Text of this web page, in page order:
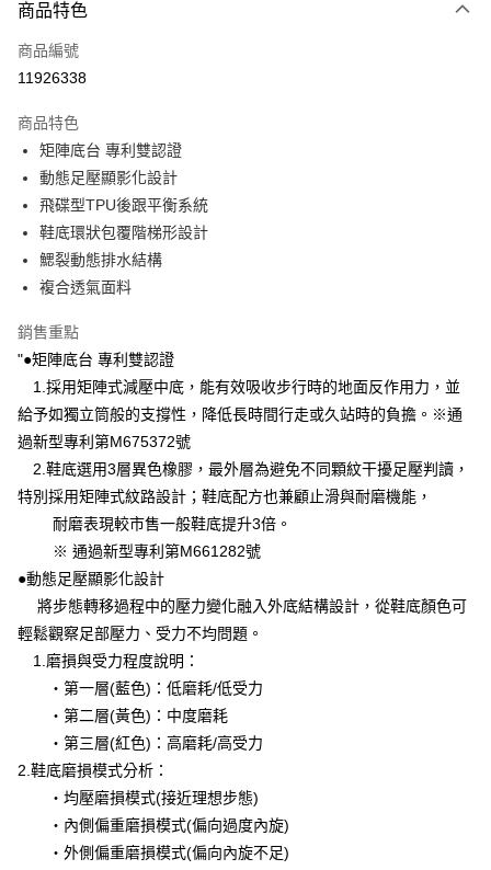
信用卡一次付款
LINE Pay
悠遊付
Google Pay
全盈+PAY
ATM付款
宅配
每筆NT$80，滿NT$990(含以上)免運費
付款後門市自取
跨境配送 港澳、新馬 查看運費
商品特色
商品編號
11926338
商品特色
矩陣底台 專利雙認證
動態足壓顯影化設計
飛碟型TPU後跟平衡系統
鞋底環狀包覆階梯形設計
鰓裂動態排水結構
複合透氣面料
銷售重點
"●矩陣底台 專利雙認證
1.採用矩陣式減壓中底，能有效吸收步行時的地面反作用力，並
給予如獨立筒般的支撐性，降低長時間行走或久站時的負擔。※通
過新型專利第M675372號
2.鞋底選用3層異色橡膠，最外層為避免不同顆紋干擾足壓判讀，
特別採用矩陣式紋路設計；鞋底配方也兼顧止滑與耐磨機能，
耐磨表現較市售一般鞋底提升3倍。
※ 通過新型專利第M661282號
●動態足壓顯影化設計
將步態轉移過程中的壓力變化融入外底結構設計，從鞋底顏色可
輕鬆觀察足部壓力、受力不均問題。
1.磨損與受力程度說明：
‧第一層(藍色)：低磨耗/低受力
‧第二層(黃色)：中度磨耗
‧第三層(紅色)：高磨耗/高受力
2.鞋底磨損模式分析：
‧均壓磨損模式(接近理想步態)
‧內側偏重磨損模式(偏向過度內旋)
‧外側偏重磨損模式(偏向內旋不足)